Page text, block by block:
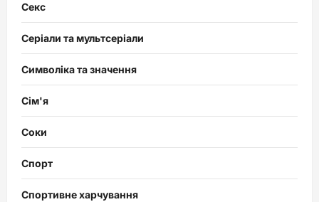
Секс
Серіали та мультсеріали
Символіка та значення
Сім'я
Соки
Спорт
Спортивне харчування